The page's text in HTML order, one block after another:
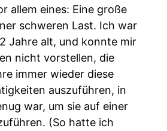
allem eines: Eine große
schweren Last. Ich war
Jahre alt, und konnte mir
nicht vorstellen, die
immer wieder diese
auszuführen, in
war, um sie auf einer
(So hatte ich